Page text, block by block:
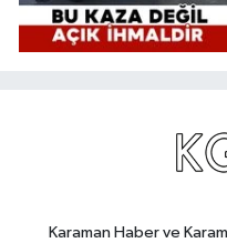
Karaman Haber ve